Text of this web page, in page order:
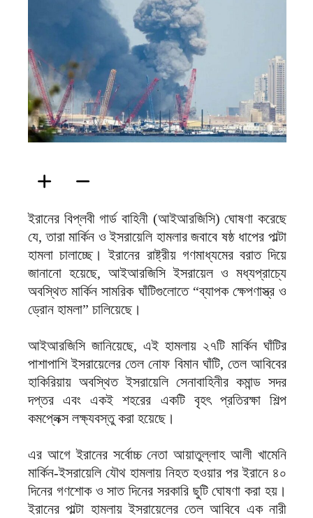
ফিরদাউস
ইরানের বিপ্লবী গার্ড বাহিনী (আইআরজিসি) ঘোষণা করেছে
যে, তারা মার্কিন ও ইসরায়েলি হামলার জবাবে ষষ্ঠ ধাপের পাল্টা
হামলা চালাচ্ছে। ইরানের রাষ্ট্রীয় গণমাধ্যমের বরাত দিয়ে
জানানো হয়েছে, আইআরজিসি ইসরায়েল ও মধ্যপ্রাচ্যে
অবস্থিত মার্কিন সামরিক ঘাঁটিগুলোতে “ব্যাপক ক্ষেপণাস্ত্র ও
ড্রোন হামলা” চালিয়েছে।
আইআরজিসি জানিয়েছে, এই হামলায় ২৭টি মার্কিন ঘাঁটির
পাশাপাশি ইসরায়েলের তেল নোফ বিমান ঘাঁটি, তেল আবিবের
হাকিরিয়ায় অবস্থিত ইসরায়েলি সেনাবাহিনীর কমান্ড সদর
দপ্তর এবং একই শহরের একটি বৃহৎ প্রতিরক্ষা শিল্প
কমপ্লেক্স লক্ষ্যবস্তু করা হয়েছে।
এর আগে ইরানের সর্বোচ্চ নেতা আয়াতুল্লাহ আলী খামেনি
মার্কিন-ইসরায়েলি যৌথ হামলায় নিহত হওয়ার পর ইরানে ৪০
দিনের গণশোক ও সাত দিনের সরকারি ছুটি ঘোষণা করা হয়।
ইরানের পাল্টা হামলায় ইসরায়েলের তেল আবিবে এক নারী